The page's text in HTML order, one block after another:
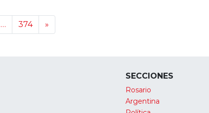
… 374 »
SECCIONES
Rosario
Argentina